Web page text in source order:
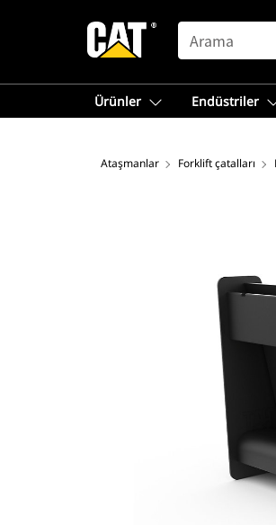
SEARCH
Ürünler Endüstriler
Ataşmanlar Forklift çatalları